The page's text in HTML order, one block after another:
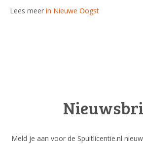
Lees meer in Nieuwe Oogst
Meld je aan voor de Spuitlicentie.nl